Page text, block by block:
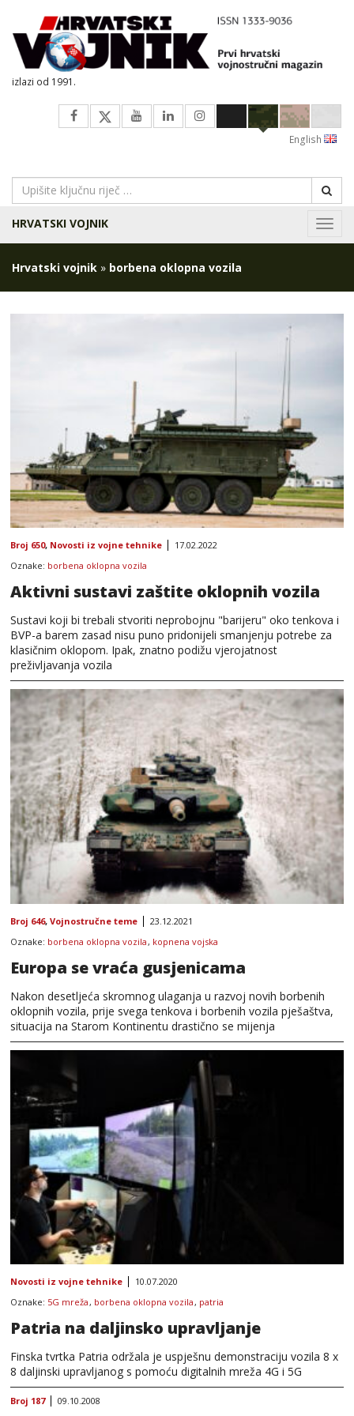
izlazi od 1991.
English
HRVATSKI VOJNIK
Hrvatski vojnik » borbena oklopna vozila
Broj 650, Novosti iz vojne tehnike
17.02.2022
Oznake: borbena oklopna vozila
Aktivni sustavi zaštite oklopnih vozila
Sustavi koji bi trebali stvoriti neprobojnu "barijeru" oko tenkova i
BVP-a barem zasad nisu puno pridonijeli smanjenju potrebe za
klasičnim oklopom. Ipak, znatno podižu vjerojatnost
preživljavanja vozila
Broj 646, Vojnostručne teme
23.12.2021
Oznake: borbena oklopna vozila , kopnena vojska
Europa se vraća gusjenicama
Nakon desetljeća skromnog ulaganja u razvoj novih borbenih
oklopnih vozila, prije svega tenkova i borbenih vozila pješaštva,
situacija na Starom Kontinentu drastično se mijenja
Novosti iz vojne tehnike
10.07.2020
Oznake: 5G mreža , borbena oklopna vozila , patria
Patria na daljinsko upravljanje
Finska tvrtka Patria održala je uspješnu demonstraciju vozila 8 x
8 daljinski upravljanog s pomoću digitalnih mreža 4G i 5G
Broj 187
09.10.2008